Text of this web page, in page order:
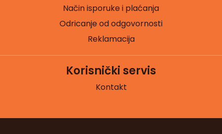
Način isporuke i plaćanja
Odricanje od odgovornosti
Reklamacija
Korisnički servis
Kontakt